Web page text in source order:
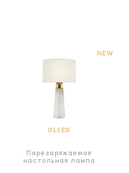
NEW
OLSEN
Перезаряжаемая
настольная лампа